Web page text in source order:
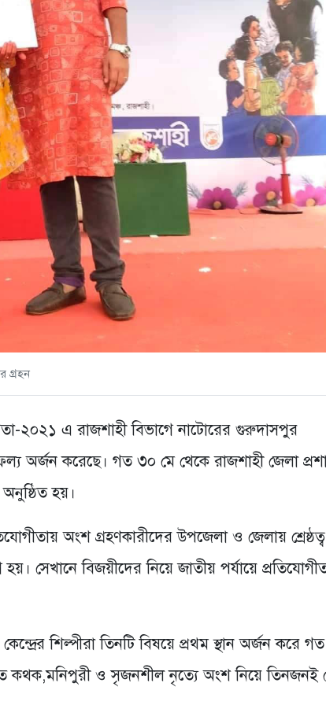
গ্রহন
২০২১ এ রাজশাহী বিভাগে নাটোরের গুরুদাসপুর
অর্জন করেছে। গত ৩০ মে থেকে রাজশাহী জেলা
হয়।
অংশ গ্রহণকারীদের উপজেলা ও জেলায় শ্রেষ্ঠত্ব
সেখানে বিজয়ীদের নিয়ে জাতীয় পর্যায়ে
শিল্পীরা তিনটি বিষয়ে প্রথম স্থান অর্জন করে
কথক,মনিপুরী ও সৃজনশীল নৃত্যে অংশ নিয়ে তিনজনই